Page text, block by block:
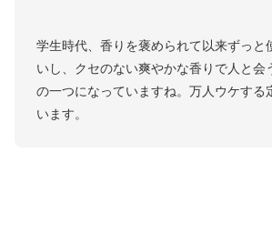
学生時代、香りを褒められて以来ずっと
いし、クセのない爽やかな香りで人と会
の一つになっていますね。万人ウケする
います。